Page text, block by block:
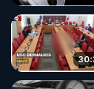
🌱 LES
http://rgnr.li/